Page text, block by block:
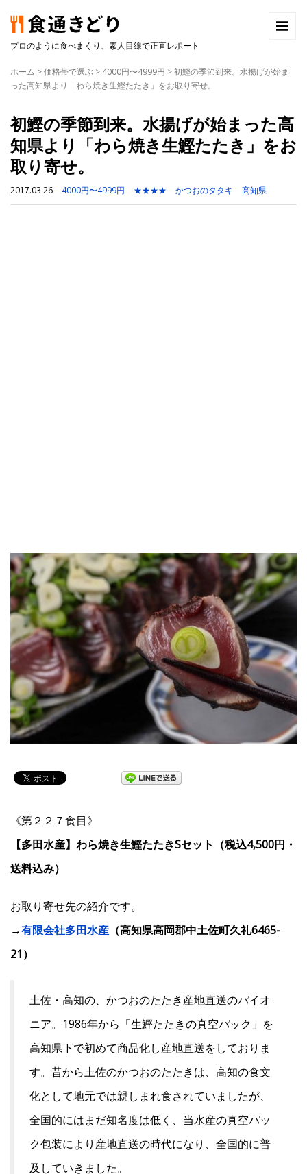
プロのように食べまくり、素人目線で正直レポート
ホーム >価格帯で選ぶ > 4000円〜4999円 >初鰹の季節到来。水揚げが始ま
った高知県より「わら焼き生鰹たたき」をお取り寄せ。
初鰹の季節到来。水揚げが始まった高
知県より「わら焼き生鰹たたき」をお
取り寄せ。
2017.03.26 4000円〜4999円 ★★★★ かつおのタタキ 高知県
《第２２７食目》
【多田水産】わら焼き生鰹たたきSセット（税込4,500円・
送料込み）
お取り寄せ先の紹介です。
→有限会社多田水産 （高知県高岡郡中土佐町久礼6465-
21）
土佐・高知の、かつおのたたき産地直送のパイオ
ニア。1986年から「生鰹たたきの真空パック」を
高知県下で初めて商品化し産地直送をしておりま
す。昔から土佐のかつおのたたきは、高知の食文
化として地元では親しまれ食されていましたが、
全国的にはまだ知名度は低く、当水産の真空パッ
ク包装により産地直送の時代になり、全国的に普
及していきました。